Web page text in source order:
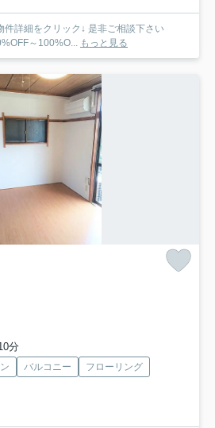
件詳細をクリック↓ 是非ご相談下さい
～100%O...
もっと見る
分
バルコニー
フローリング